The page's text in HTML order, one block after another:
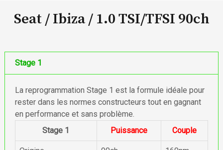
Seat / Ibiza / 1.0 TSI/TFSI 90ch
Stage 1
La reprogrammation Stage 1 est la formule idéale pour
rester dans les normes constructeurs tout en gagnant
en performance et sans problème.
Stage 1
Puissance Couple